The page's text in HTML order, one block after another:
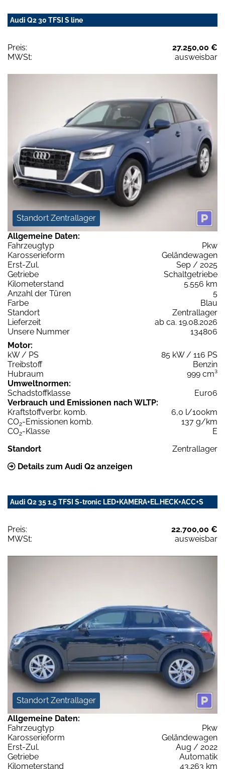
Audi Q2 30 TFSI S line
Preis:
27.250,00 €
MWSt:
ausweisbar
Standort Zentrallager
Allgemeine Daten:
Fahrzeugtyp
Pkw
Karosserieform
Geländewagen
Erst-Zul.
Sep / 2025
Getriebe
Schaltgetriebe
Kilometerstand
5.556 km
Anzahl der Türen
5
Farbe
Blau
Standort
Zentrallager
Lieferzeit
ab ca. 19.08.2026
Unsere Nummer
134806
Motor:
kW / PS
85 kW / 116 PS
Treibstoff
Benzin
Hubraum
999 cm³
Umweltnormen:
Schadstoffklasse
Euro6
Verbrauch und Emissionen nach WLTP:
Kraftstoffverbr. komb.
6,0 l/100km
CO2-Emissionen komb.
137 g/km
CO2-Klasse
E
Standort
Zentrallager
Details zum Audi Q2 anzeigen
Audi Q2 35 1.5 TFSI S-tronic LED+KAMERA+EL.HECK+ACC+S
Preis:
22.700,00 €
MWSt:
ausweisbar
Standort Zentrallager
Allgemeine Daten:
Fahrzeugtyp
Pkw
Karosserieform
Geländewagen
Erst-Zul.
Aug / 2022
Getriebe
Automatik
Kilometerstand
43.263 km